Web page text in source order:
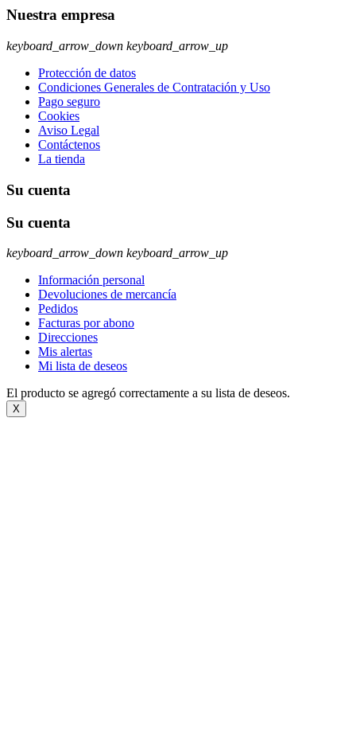
Nuestra empresa
keyboard_arrow_down keyboard_arrow_up
Protección de datos
Condiciones Generales de Contratación y Uso
Pago seguro
Cookies
Aviso Legal
Contáctenos
La tienda
Su cuenta
Su cuenta
keyboard_arrow_down keyboard_arrow_up
Información personal
Devoluciones de mercancía
Pedidos
Facturas por abono
Direcciones
Mis alertas
Mi lista de deseos
El producto se agregó correctamente a su lista de deseos.
X